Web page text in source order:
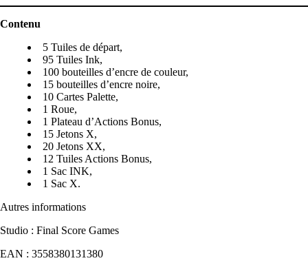
Contenu
5 Tuiles de départ,
95 Tuiles Ink,
100 bouteilles d’encre de couleur,
15 bouteilles d’encre noire,
10 Cartes Palette,
1 Roue,
1 Plateau d’Actions Bonus,
15 Jetons X,
20 Jetons XX,
12 Tuiles Actions Bonus,
1 Sac INK,
1 Sac X.
Autres informations
Studio : Final Score Games
EAN : 3558380131380